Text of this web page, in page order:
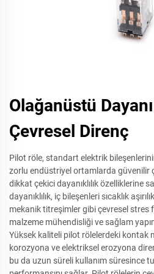
Olağanüstü
Çevresel Direnç
Pilot röle, standart elektrik
zorlu endüstriyel ortamlarda güvenilir
dikkat çekici dayanıklılık özelliklerine
dayanıklılık, iç bileşenleri sıcaklık
mekanik titreşimler gibi çevresel
malzeme mühendisliği ve sağlam
Yüksek kaliteli pilot rölelerdeki kontak
korozyona ve elektriksel erozyona
bu da uzun süreli kullanım süresince